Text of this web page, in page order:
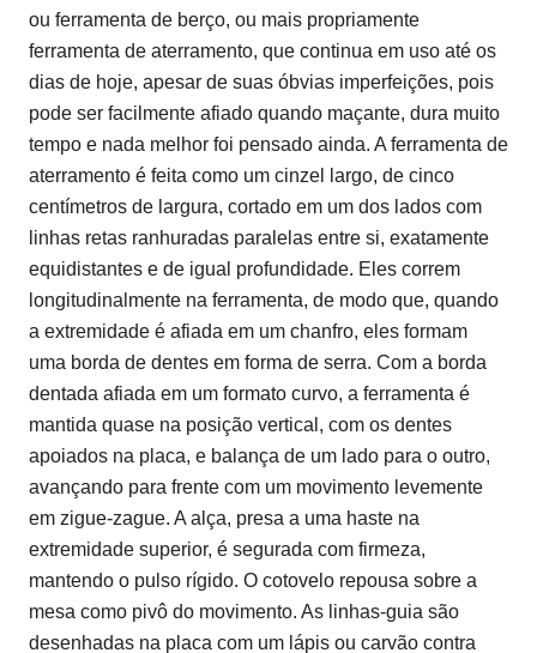
ou ferramenta de berço, ou mais propriamente
ferramenta de aterramento, que continua em uso até os
dias de hoje, apesar de suas óbvias imperfeições, pois
pode ser facilmente afiado quando maçante, dura muito
tempo e nada melhor foi pensado ainda. A ferramenta de
aterramento é feita como um cinzel largo, de cinco
centímetros de largura, cortado em um dos lados com
linhas retas ranhuradas paralelas entre si, exatamente
equidistantes e de igual profundidade. Eles correm
longitudinalmente na ferramenta, de modo que, quando
a extremidade é afiada em um chanfro, eles formam
uma borda de dentes em forma de serra. Com a borda
dentada afiada em um formato curvo, a ferramenta é
mantida quase na posição vertical, com os dentes
apoiados na placa, e balança de um lado para o outro,
avançando para frente com um movimento levemente
em zigue-zague. A alça, presa a uma haste na
extremidade superior, é segurada com firmeza,
mantendo o pulso rígido. O cotovelo repousa sobre a
mesa como pivô do movimento. As linhas-guia são
desenhadas na placa com um lápis ou carvão contra